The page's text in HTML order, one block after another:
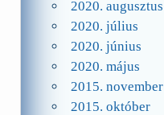
2020. augusztus
2020. július
2020. június
2020. május
2015. november
2015. október